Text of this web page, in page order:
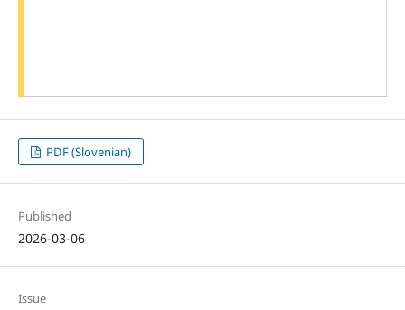
PDF (Slovenian)
Published
2026-03-06
Issue